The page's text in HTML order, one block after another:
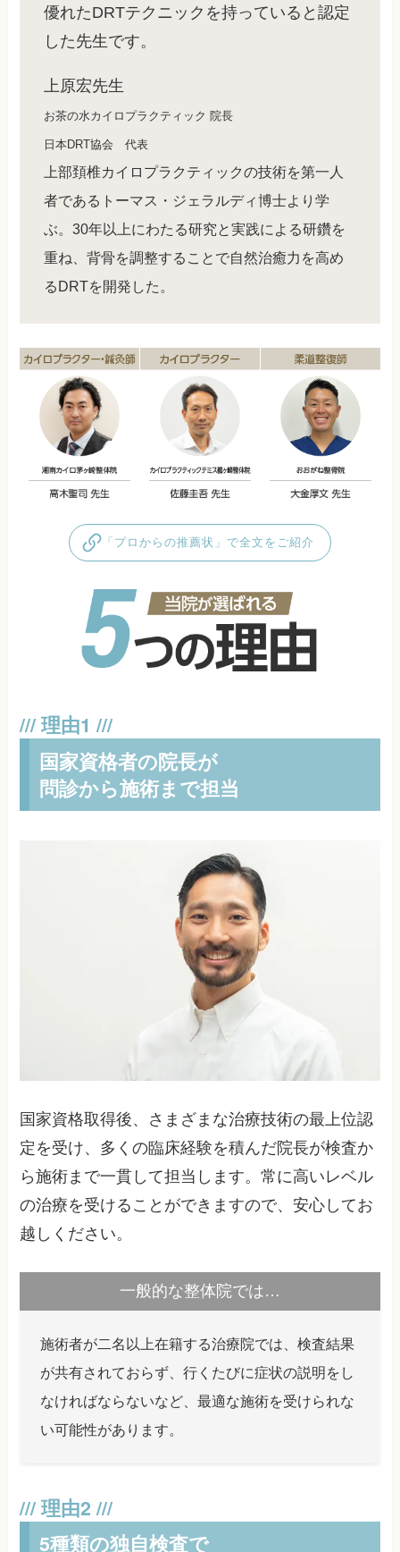
優れたDRTテクニックを持っていると認定
した先生です。
上原宏先生
お茶の水カイロプラクティック 院長
日本DRT協会 代表
上部頚椎カイロプラクティックの技術を第一人
者であるトーマス・ジェラルディ博士より学
ぶ。30年以上にわたる研究と実践による研鑽を
重ね、背骨を調整することで自然治癒力を高め
るDRTを開発した。
「プロからの推薦状」で全文をご紹介
国家資格者の院長が
問診から施術まで担当
国家資格取得後、さまざまな治療技術の最上位認
定を受け、多くの臨床経験を積んだ院長が検査か
ら施術まで一貫して担当します。常に高いレベル
の治療を受けることができますので、安心してお
越しください。
一般的な整体院では…
施術者が二名以上在籍する治療院では、検査結果
が共有されておらず、行くたびに症状の説明をし
なければならないなど、最適な施術を受けられな
い可能性があります。
5種類の独自検査で